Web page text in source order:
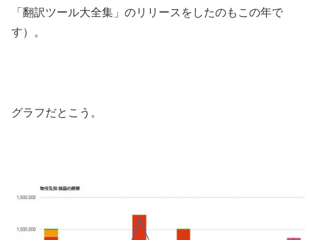
「翻訳ツール大全集」のリリースをしたのもこの年で
す）。
グラフだとこう。